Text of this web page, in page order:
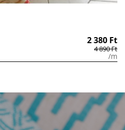
2 380 Ft
4 890Ft
/m